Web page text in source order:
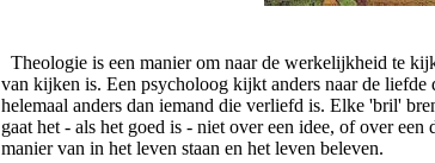
Theologie is een manier om naar de werkelijkheid te
van kijken is. Een psycholoog kijkt anders naar de
helemaal anders dan iemand die verliefd is. Elke 'bril'
gaat het - als het goed is - niet over een idee, of over
manier van in het leven staan en het leven beleven.